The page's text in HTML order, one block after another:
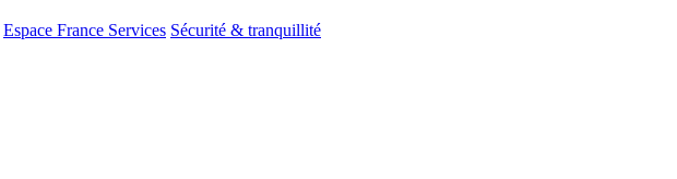
Espace France Services Sécurité & tranquillité